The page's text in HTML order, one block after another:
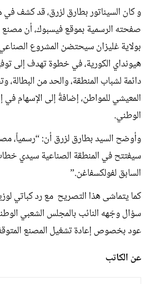
و كان السيناتور بطارق لزرق، قد كشف
صفحته الرسمية بموقع فيسبوك، أن مصنع
بولاية غليزان سيحتضن المشروع
هيونداي الكورية، في خطوة تهدف إلى
دائمة لشباب المنطقة، والحد من
المعيشي للمواطن، إضافةً إلى الإسهام في
الوطني.
وأوضح السيد بطارق لزرق أن: “رسمياً،
سيفتتح في المنطقة الصناعية سيدي
السابق لفولكسفاغن.”
كما يتماشى هذا التصريح مع رد كباتي
سؤال وجّهه النائب بالمجلس الشعبي
عود بخصوص إعادة تشغيل المصنع
عن الكاتب